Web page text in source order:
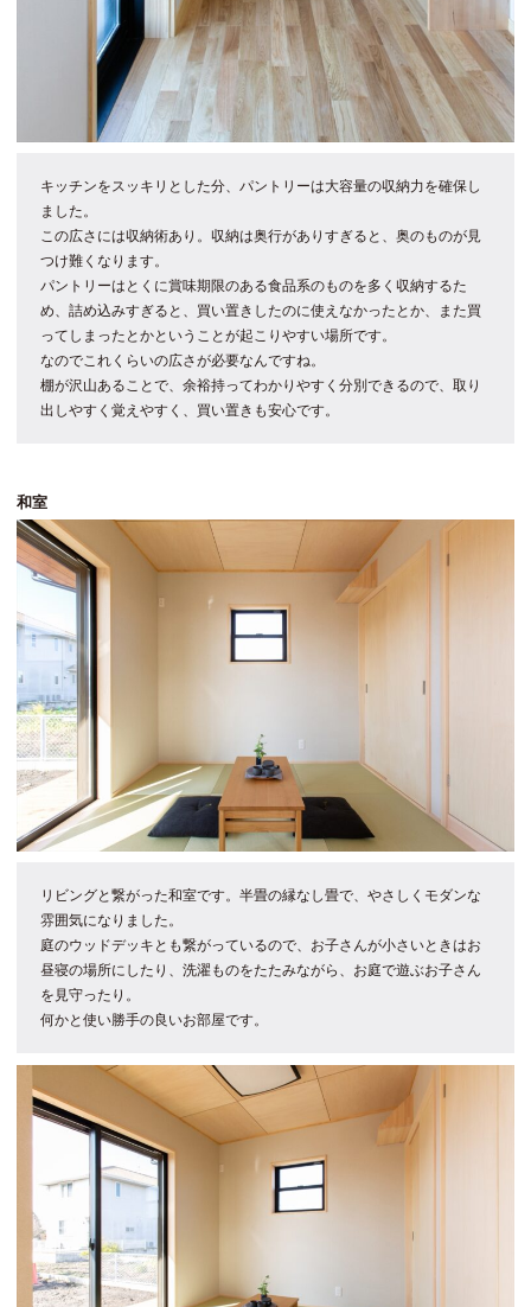
キッチンをスッキリとした分、パントリーは大容量の収納力を確保し
ました。
この広さには収納術あり。収納は奥行がありすぎると、奥のものが見
つけ難くなります。
パントリーはとくに賞味期限のある食品系のものを多く収納するた
め、詰め込みすぎると、買い置きしたのに使えなかったとか、また買
ってしまったとかということが起こりやすい場所です。
なのでこれくらいの広さが必要なんですね。
棚が沢山あることで、余裕持ってわかりやすく分別できるので、取り
出しやすく覚えやすく、買い置きも安心です。
和室
リビングと繋がった和室です。半畳の縁なし畳で、やさしくモダンな
雰囲気になりました。
庭のウッドデッキとも繋がっているので、お子さんが小さいときはお
昼寝の場所にしたり、洗濯ものをたたみながら、お庭で遊ぶお子さん
を見守ったり。
何かと使い勝手の良いお部屋です。